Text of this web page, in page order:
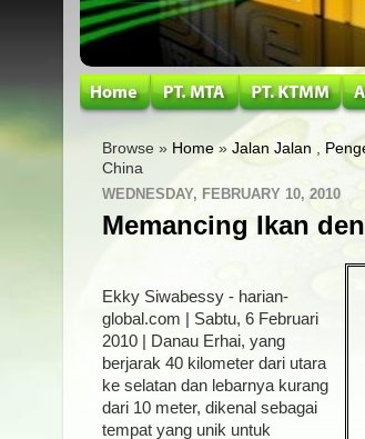
Browse » Home » Jalan Jalan
China
WEDNESDAY, FEBRUARY 10, 2010
Memancing Ikan
Ekky Siwabessy - harian-
global.com | Sabtu, 6 Februari
2010 | Danau Erhai, yang
berjarak 40 kilometer dari utara
ke selatan dan lebarnya kurang
dari 10 meter, dikenal sebagai
tempat yang unik untuk